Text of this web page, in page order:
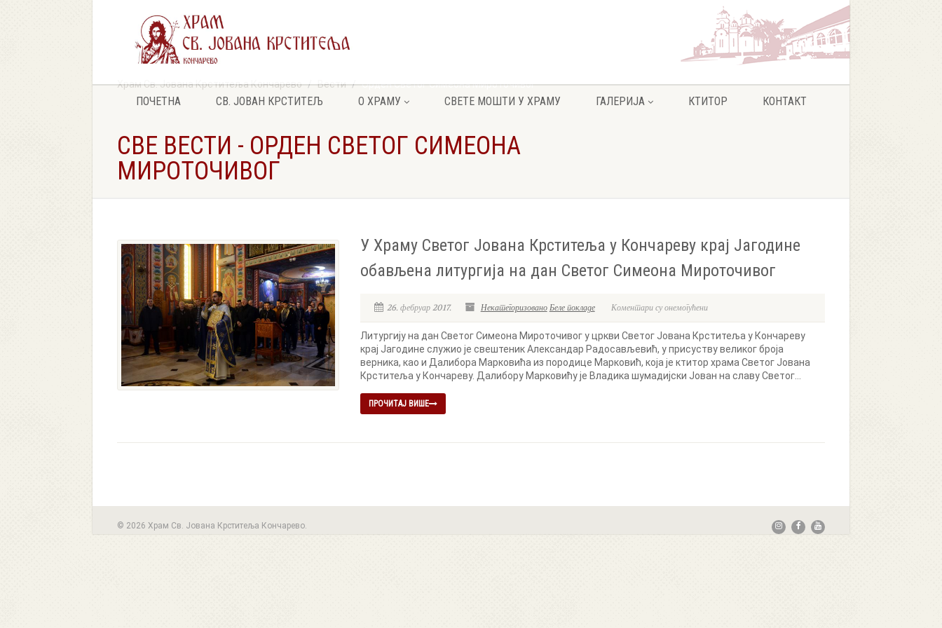
ПОЧЕТНА СВ. ЈОВАН КРСТИТЕЉ О ХРАМУ СВЕТЕ МОШТИ У ХРАМУ ГАЛЕРИЈА КТИТОР КОНТАКТ
Храм Св. Јована Крститеља Кончарево Вести Орден Светог Симеона Мироточивог
СВЕ ВЕСТИ - ОРДЕН СВЕТОГ СИМЕОНА
МИРОТОЧИВОГ
У Храму Светог Јована Крститеља у Кончареву крај Јагодине
обављена литургија на дан Светог Симеона Мироточивог
26. фебруар 2017. Некатегоризовано Беле покладе Коментари су онемогућени
Литургију на дан Светог Симеона Мироточивог у цркви Светог Јована Крститеља у Кончареву
крај Јагодине служио је свештеник Александар Радосављевић, у присуству великог броја
верника, као и Далибора Марковића из породице Марковић, која је ктитор храма Светог Јована
Крститеља у Кончареву. Далибору Марковићу је Владика шумадијски Јован на славу Светог...
ПРОЧИТАЈ ВИШЕ
© 2026 Храм Св. Јована Крститеља Кончарево.